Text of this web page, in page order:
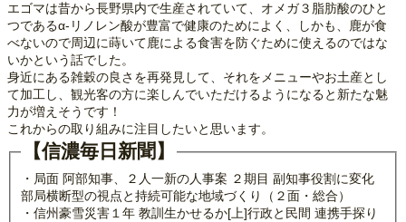
エゴマは昔から長野県内で生産されていて、オメガ３脂肪酸のひと
つであるα-リノレン酸が豊富で健康のためによく、しかも、鹿が食
べないので周辺に蒔いて鹿による食害を防ぐために使えるのではな
いかという話でした。
身近にある雑穀の良さを再発見して、それをメニューやお土産とし
て加工し、観光客の方に楽しんでいただけるようになると新たな魅
力が増えそうです！
これからの取り組みに注目したいと思います。
【信濃毎日新聞】
・局面 阿部知事、２人一新の人事案 ２期目 副知事役割に変化
部局横断型の視点と持続可能な地域づくり（２面・総合）
・信州豪雪災害１年 教訓生かせるか[上]行政と民間 連携手探り